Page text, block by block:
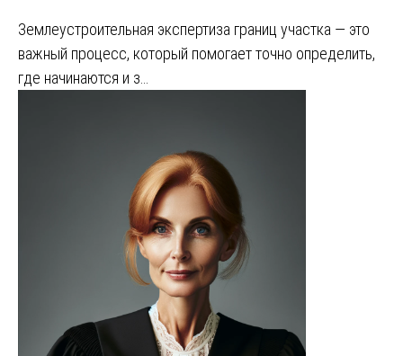
Землеустроительная экспертиза границ участка — это
важный процесс, который помогает точно определить,
где начинаются и з…